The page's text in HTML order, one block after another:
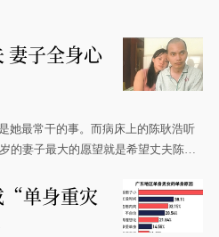
妻子全身心
她最常干的事。而病床上的陈耿浩听
的妻子最大的愿望就是希望丈夫陈耿
“单身重灾